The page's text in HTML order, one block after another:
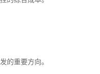
的重要方向。